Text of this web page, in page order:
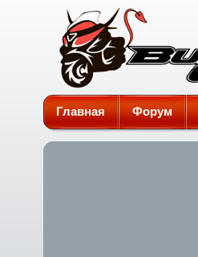
Burgman-Club
Главная Форум